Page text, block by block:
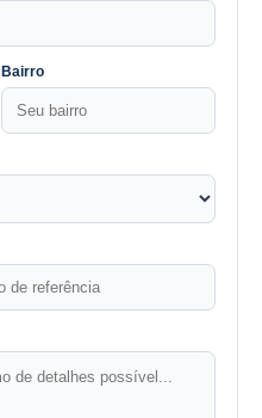
Bairro